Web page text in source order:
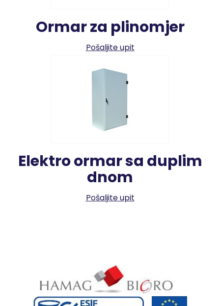
Ormar za plinomjer
Pošaljite upit
Elektro ormar sa duplim
dnom
Pošaljite upit